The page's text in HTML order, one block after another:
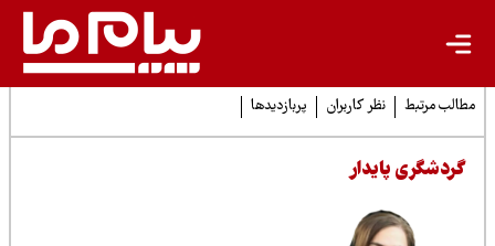
مرتبط نظر کاربران پربازدیدها
پایدار